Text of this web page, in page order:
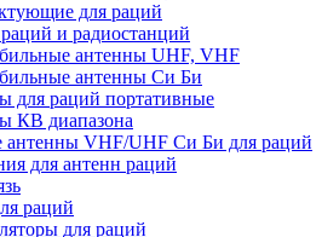
для раций
и радиостанций
антенны UHF, VHF
антенны Си Би
для раций портативные
КВ диапазона
антенны VHF/UHF Си Би для раций
для антенн раций
раций
для раций